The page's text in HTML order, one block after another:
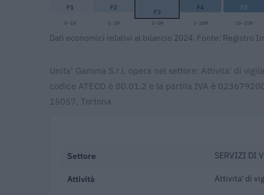
F1 F2 F3 F4 F5
0-1M 1-2M 2-5M 5-10M 10-25M
Dati economici relativi al bilancio 2024. Fonte: Registro
Unita' Gamma S.r.l. opera nel settore: Attivita' di
codice ATECO è 80.01.2 e la partita IVA è
15057, Tortona.
Settore SERVIZI DI
Attività Attivita' di